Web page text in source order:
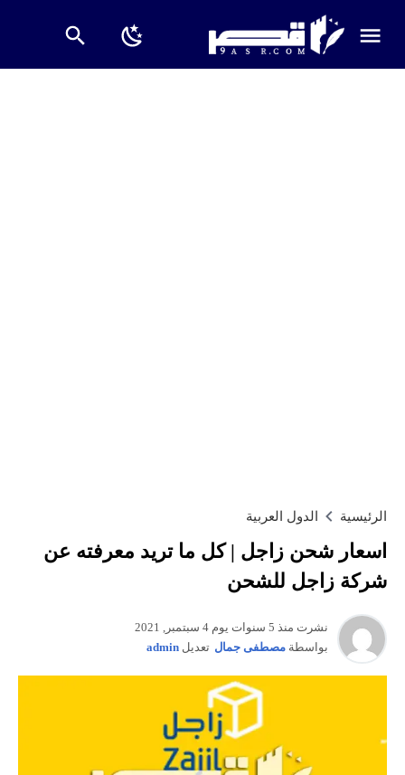
الرئيسية الدول العربية
اسعار شحن زاجل | كل ما تريد معرفته عن
شركة زاجل للشحن
نشرت منذ 5 سنوات يوم 4 سبتمبر, 2021
بواسطة مصطفى جمال تعديل admin